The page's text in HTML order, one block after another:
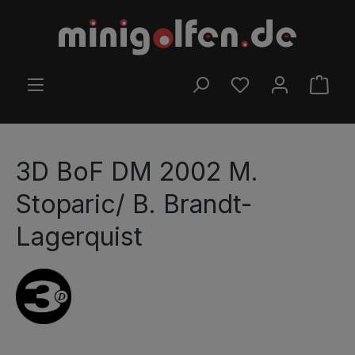
Ir para o conteúdo principal
TEM 0 ITENS DAO
3D BoF DM 2002 M.
Stoparic/ B. Brandt-
Lagerquist